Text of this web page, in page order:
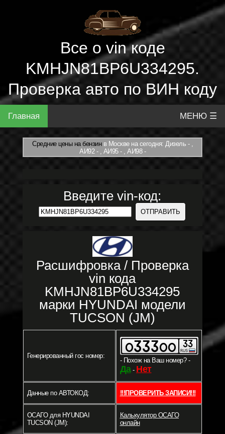
Все о vin коде
KMHJN81BP6U334295.
Проверка авто по ВИН коду
Главная МЕНЮ ☰
Средние цены на бензинв Москве на сегодня: Дизель - ,
АИ92 - , АИ95 - , АИ98 -
Введите vin-код:
Расшифровка / Проверка
vin кода
KMHJN81BP6U334295
марки HYUNDAI модели
TUCSON (JM)
Генерированный гос номер:
- Похож на Ваш номер? -
Да- Нет
Данные по АВТОКОД: !!!ПРОВЕРИТЬ ЗАПИСИ!!!
ОСАГО для HYUNDAI
TUCSON (JM):
Калькулятор ОСАГО
онлайн